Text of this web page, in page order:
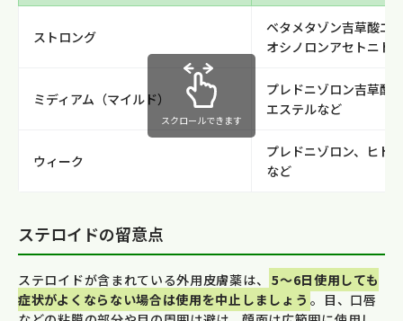
ストロング
ベタメタゾン吉草酸エ
オシノロンアセトニド
ミディアム（マイルド）
プレドニゾロン吉草酸
エステルなど
ウィーク
プレドニゾロン、ヒド
など
スクロールできます
ステロイドの留意点
ステロイドが含まれている外用皮膚薬は、
5～6日使用しても
症状がよくならない場合は使用を中止しましょう 。目、口唇